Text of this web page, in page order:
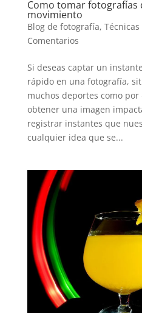
Como tomar fotografías
movimiento
Blog de fotografía,
Comentarios
Si deseas captar un
rápido en una fotografía,
muchos deportes como
obtener una imagen
registrar instantes que
cualquier idea que se...